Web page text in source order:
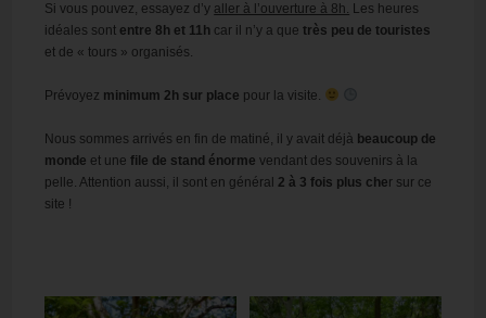
Si vous pouvez, essayez d’y aller à l’ouverture à 8h. Les heures
idéales sont entre 8h et 11h car il n’y a que très peu de touristes
et de « tours » organisés.
Prévoyez minimum 2h sur place pour la visite.
Nous sommes arrivés en fin de matiné, il y avait déjà beaucoup de
monde et unefile de stand énorme vendant des souvenirs à la
pelle. Attention aussi, il sont en général 2 à 3 fois plus cher sur ce
site !